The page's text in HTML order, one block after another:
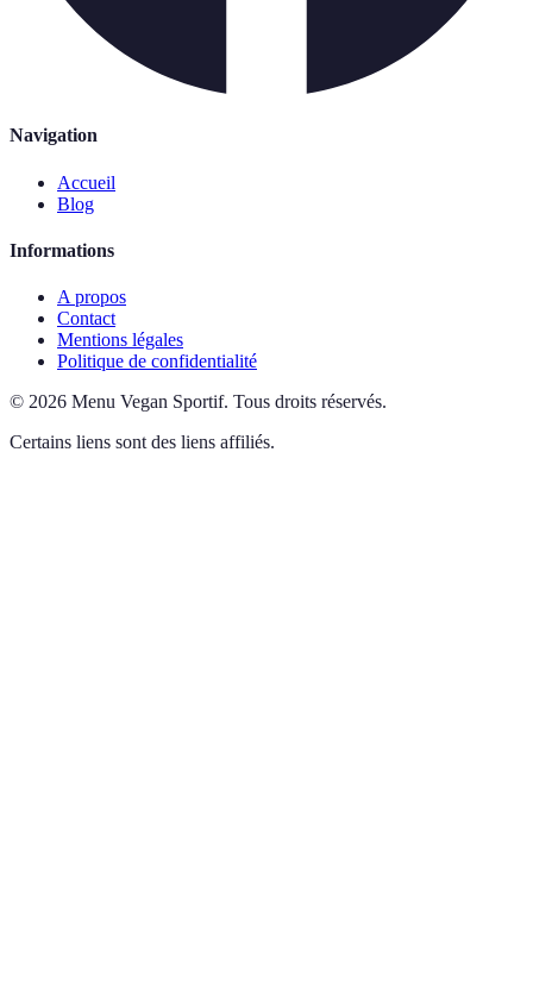
Navigation
Accueil
Blog
Informations
A propos
Contact
Mentions légales
Politique de confidentialité
© 2026 Menu Vegan Sportif. Tous droits réservés.
Certains liens sont des liens affiliés.